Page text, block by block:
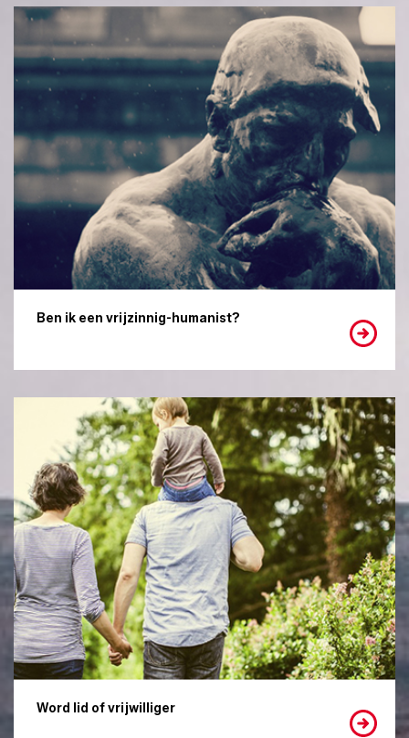
Ben ik een vrijzinnig-humanist?
Word lid of vrijwilliger